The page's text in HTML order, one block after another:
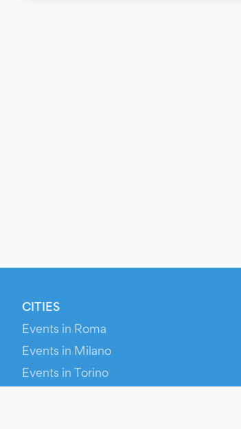
CITIES
Events in Roma
Events in Milano
Events in Torino